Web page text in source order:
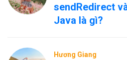
sendRedirect
Java là gì?
Hương Giang